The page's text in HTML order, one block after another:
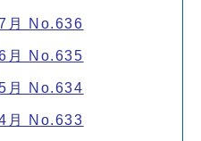
月 No.636
月 No.635
月 No.634
月 No.633